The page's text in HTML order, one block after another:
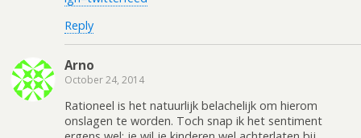
Reply
Arno
October 24, 2014
Rationeel is het natuurlijk belachelijk om hierom
onslagen te worden. Toch snap ik het sentiment